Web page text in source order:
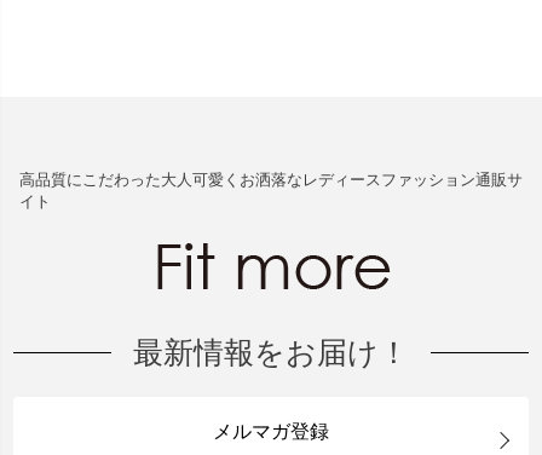
高品質にこだわった大人可愛くお洒落なレディースファッション通販サ
イト
最新情報をお届け！
メルマガ登録